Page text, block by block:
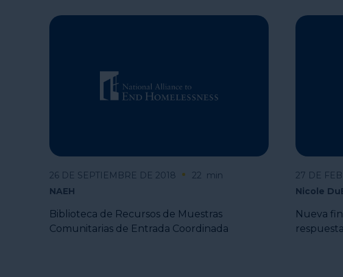
26 DE SEPTIEMBRE DE 2018 22 min
NAEH
Biblioteca de Recursos de Muestras
Comunitarias de Entrada Coordinada
27 DE
Nicole
Nueva